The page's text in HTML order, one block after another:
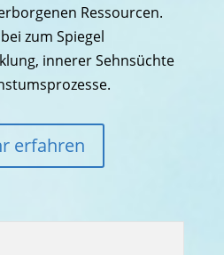
Ressourcen.
zum Spiegel
innerer Sehnsüchte
erfahren